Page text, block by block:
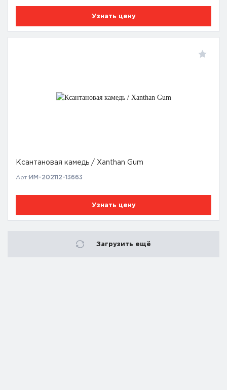
Узнать цену
Ксантановая камедь / Xanthan Gum
Арт: ИМ-202112-13663
Узнать цену
Загрузить ещё